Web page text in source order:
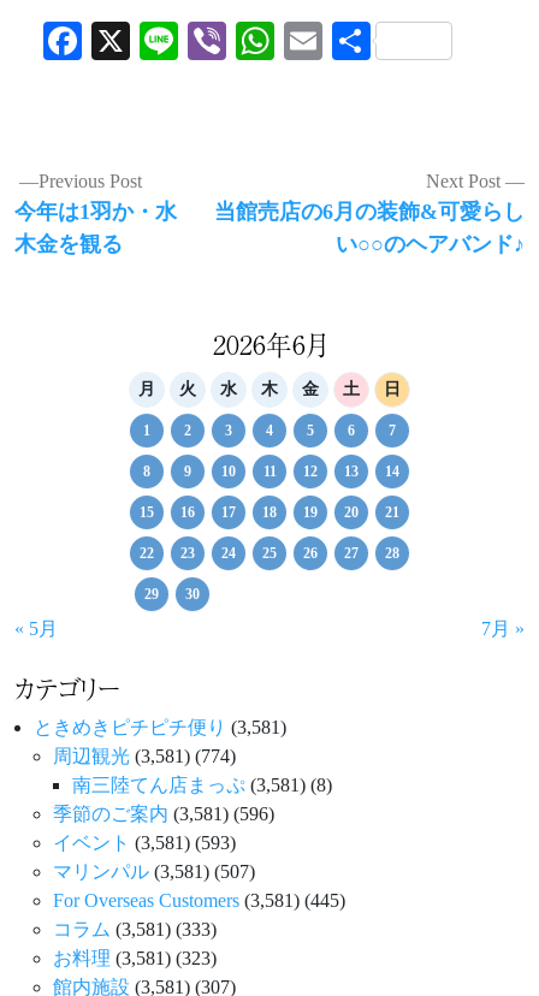
Facebook
X LineViberWhatsApp
Email
共
投
稿
ナ
Previous Post
Previous
post:
今年は1羽か・水
木金を観る
Next Post
Next
当館売店の6月の装飾&可愛らし
い○○のヘアバンド♪
2026年6月
月 火 水 木 金 土 日
1 2 3 4 5 6 7
8 9 10 11 12 13 14
15 16 17 18 19 20 21
22 23 24 25 26 27 28
29 30
« 5月 7月 »
カテゴリー
ときめきピチピチ便り (3,581)
周辺観光 (3,581) (774)
南三陸てん店まっぷ (3,581) (8)
季節のご案内 (3,581) (596)
イベント (3,581) (593)
マリンパル (3,581) (507)
For Overseas Customers (3,581) (445)
コラム (3,581) (333)
お料理 (3,581) (323)
館内施設 (3,581) (307)